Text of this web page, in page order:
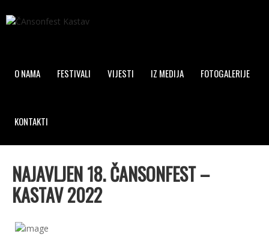
O NAMA FESTIVALI VIJESTI IZ MEDIJA FOTOGALERIJE
KONTAKTI
NAJAVLJEN 18. ČANSONFEST –
KASTAV 2022